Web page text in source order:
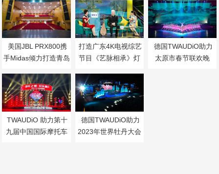
美国JBL PRX800携
手Midas倾力打造青岛
打造广东4K电视综艺
节目《艺脉相承》灯
德国TWAUDiO助力
太原市春节联欢晚
TWAUDiO 助力第十
九届中国国际摩托车
德国TWAUDiO助力
2023年世界牡丹大会